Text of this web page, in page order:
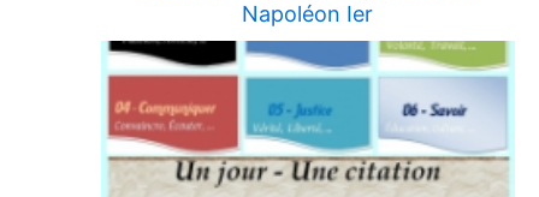
Napoléon Ier